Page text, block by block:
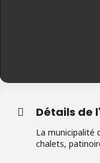
Détails de
La municipalité
chalets,